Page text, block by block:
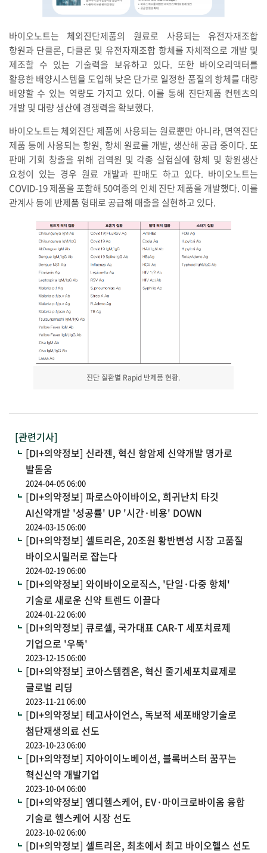
바이오노트는 체외진단제품의 원료로 사용되는 유전자재조합
항원과 단클론, 다클론 및 유전자재조합 항체를 자체적으로 개발 및
제조할 수 있는 기술력을 보유하고 있다. 또한 바이오리액터를
활용한 배양시스템을 도입해 낮은 단가로 일정한 품질의 항체를 대량
배양할 수 있는 역량도 가지고 있다. 이를 통해 진단제품 컨텐츠의
개발 및 대량 생산에 경쟁력을 확보했다.
바이오노트는 체외진단 제품에 사용되는 원료뿐만 아니라, 면역진단
제품 등에 사용되는 항원, 항체 원료를 개발, 생산해 공급 중이다. 또
판매 기회 창출을 위해 검역원 및 각종 실험실에 항체 및 항원생산
요청이 있는 경우 원료 개발과 판매도 하고 있다. 바이오노트는
COVID-19 제품을 포함해 50여종의 인체 진단 제품을 개발했다. 이를
관계사 등에 반제품 형태로 공급해 매출을 실현하고 있다.
진단 질환별 Rapid 반제품 현황.
[관련기사]
[DI+의약정보] 신라젠, 혁신 항암제 신약개발 명가로
발돋움
2024-04-05 06:00
[DI+의약정보] 파로스아이바이오, 희귀난치 타깃
AI신약개발 '성공률' UP '시간·비용' DOWN
2024-03-15 06:00
[DI+의약정보] 셀트리온, 20조원 황반변성 시장 고품질
바이오시밀러로 잡는다
2024-02-19 06:00
[DI+의약정보] 와이바이오로직스, '단일·다중 항체'
기술로 새로운 신약 트렌드 이끌다
2024-01-22 06:00
[DI+의약정보] 큐로셀, 국가대표 CAR-T 세포치료제
기업으로 '우뚝'
2023-12-15 06:00
[DI+의약정보] 코아스템켐온, 혁신 줄기세포치료제로
글로벌 리딩
2023-11-21 06:00
[DI+의약정보] 테고사이언스, 독보적 세포배양기술로
첨단재생의료 선도
2023-10-23 06:00
[DI+의약정보] 지아이이노베이션, 블록버스터 꿈꾸는
혁신신약 개발기업
2023-10-04 06:00
[DI+의약정보] 엠디헬스케어, EV·마이크로바이옴 융합
기술로 헬스케어 시장 선도
2023-10-02 06:00
[DI+의약정보] 셀트리온, 최초에서 최고 바이오헬스 선도